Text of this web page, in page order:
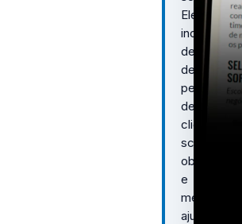
Ele
inclui
definição
de
perfil
de
cliente,
scripts,
objeções
e
métricas,
ajudando